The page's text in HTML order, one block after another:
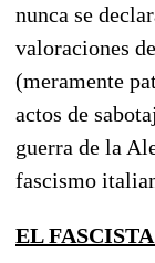
nunca se
valoraciones
(meramente
actos de
guerra de la
fascismo
EL